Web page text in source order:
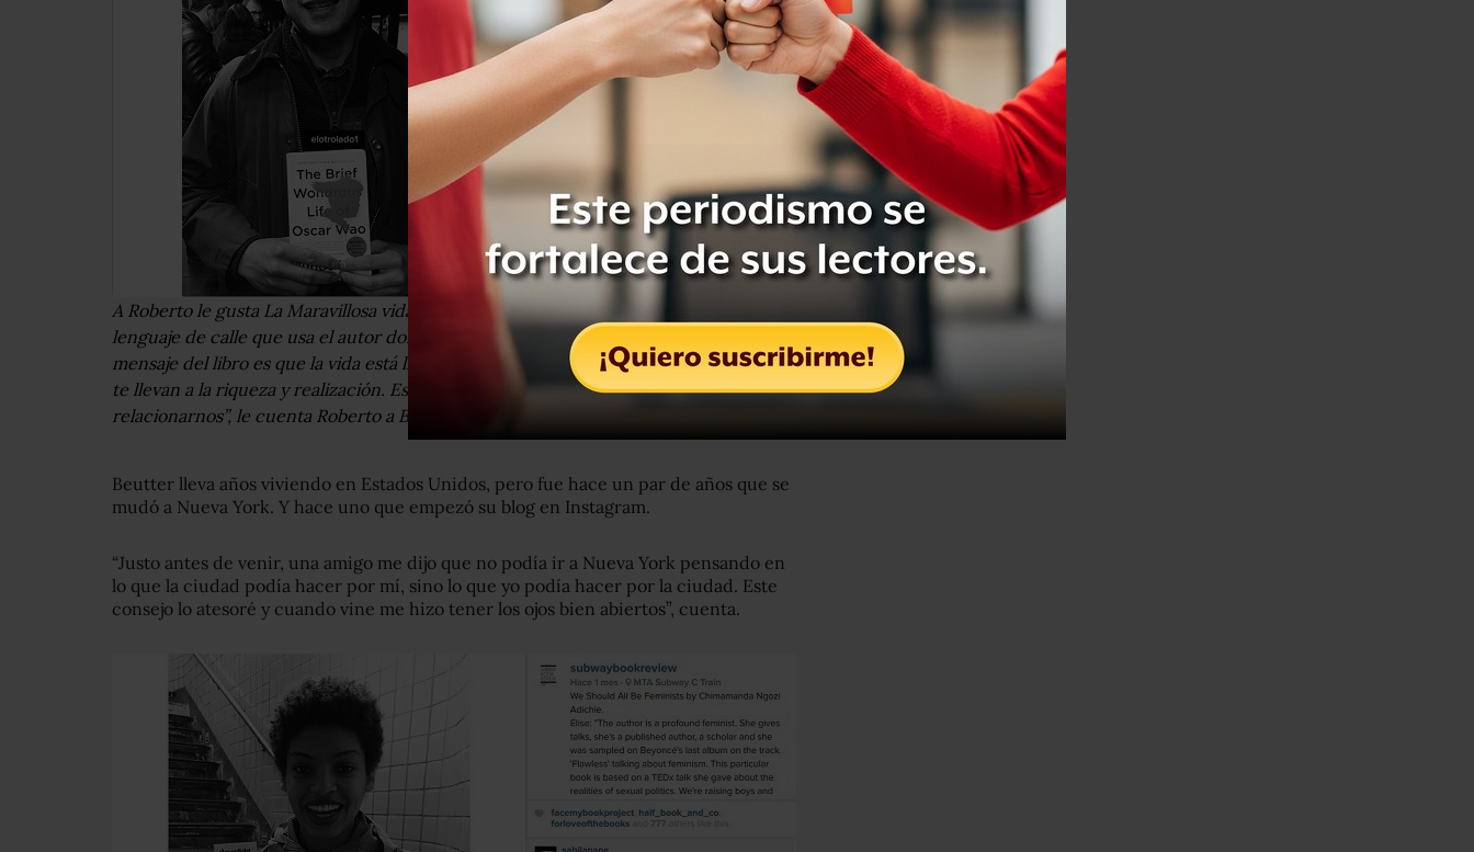
A Roberto le gusta La Maravillosa vida breve de Oscar Wao, Junot Díaz, por el
lenguaje de calle que usa el autor dominicano-estadounidense Junot Díaz. “El
mensaje del libro es que la vida está llena de pruebas, pero son esas pruebas las que
te llevan a la riqueza y realización. Esto es algo de lo que todos pordemos
relacionarnos”, le cuenta Roberto a Beutter.
Beutter lleva años viviendo en Estados Unidos, pero fue hace un par de años que se
mudó a Nueva York. Y hace uno que empezó su blog en Instagram.
“Justo antes de venir, una amigo me dijo que no podía ir a Nueva York pensando en
lo que la ciudad podía hacer por mí, sino lo que yo podía hacer por la ciudad. Este
consejo lo atesoré y cuando vine me hizo tener los ojos bien abiertos”, cuenta.